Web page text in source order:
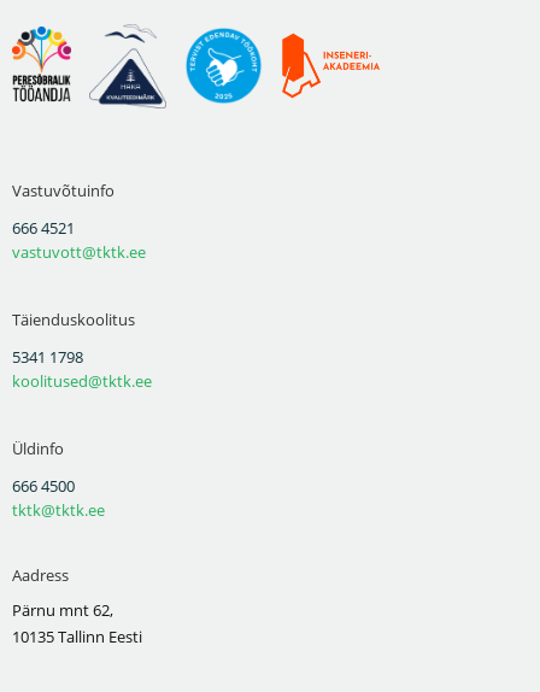
Vastuvõtuinfo
666 4521
vastuvott@tktk.ee
Täienduskoolitus
5341 1798
koolitused@tktk.ee
Üldinfo
666 4500
tktk@tktk.ee
Aadress
Pärnu mnt 62,
10135 Tallinn Eesti